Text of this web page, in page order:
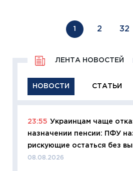
1 2 32
НОВОСТИ СТАТЬИ
ЛЕНТА НОВОСТЕЙ
23:55 Украинцам чаще
назначении пенсии: ПФУ
рискующие остаться без
08.08.2026